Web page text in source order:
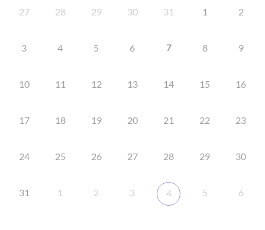
27 28 29 30 31 1 2
3 4 5 6 7 8 9
10 11 12 13 14 15 16
17 18 19 20 21 22 23
24 25 26 27 28 29 30
31 1 2 3 4 5 6